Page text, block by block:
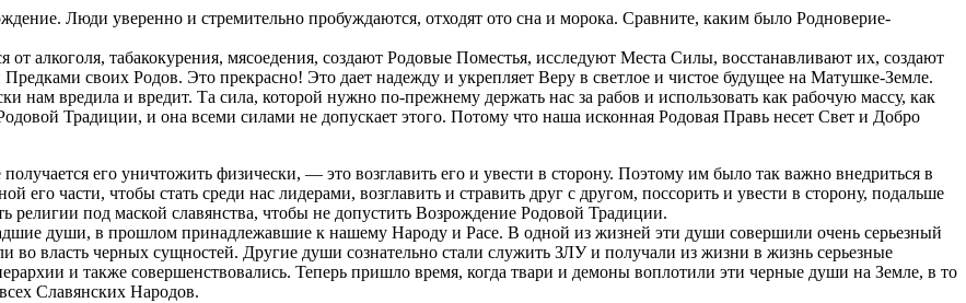
Люди уверенно и стремительно пробуждаются, отходят ото сна и морока. Сравните, каким было Родноверие-
алкоголя, табакокурения, мясоедения, создают Родовые Поместья, исследуют Места Силы, восстанавливают их, создают
своих Родов. Это прекрасно! Это дает надежду и укрепляет Веру в светлое и чистое будущее на Матушке-Земле.
нам вредила и вредит. Та сила, которой нужно по-прежнему держать нас за рабов и использовать как рабочую массу, как
Традиции, и она всеми силами не допускает этого. Потому что наша исконная Родовая Правь несет Свет и Добро
его уничтожить физически, — это возглавить его и увести в сторону. Поэтому им было так важно внедриться в
части, чтобы стать среди нас лидерами, возглавить и стравить друг с другом, поссорить и увести в сторону, подальше
религии под маской славянства, чтобы не допустить Возрождение Родовой Традиции.
души, в прошлом принадлежавшие к нашему Народу и Расе. В одной из жизней эти души совершили очень серьезный
во власть черных сущностей. Другие души сознательно стали служить ЗЛУ и получали из жизни в жизнь серьезные
и также совершенствовались. Теперь пришло время, когда твари и демоны воплотили эти черные души на Земле, в то
Славянских Народов.